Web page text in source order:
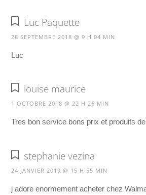
Luc Paquette
28 SEPTEMBRE 2018 @ 9 H 04 MIN
Luc
louise maurice
1 OCTOBRE 2018 @ 22 H 26 MIN
Tres bon service bons prix et produits
stephanie vezina
24 JANVIER 2019 @ 15 H 55 MIN
j adore enormement acheter chez